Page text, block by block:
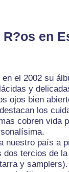
en
el 2002 su
y
ojos bien
los
cobren vida
nuestro país a
tercios de
y